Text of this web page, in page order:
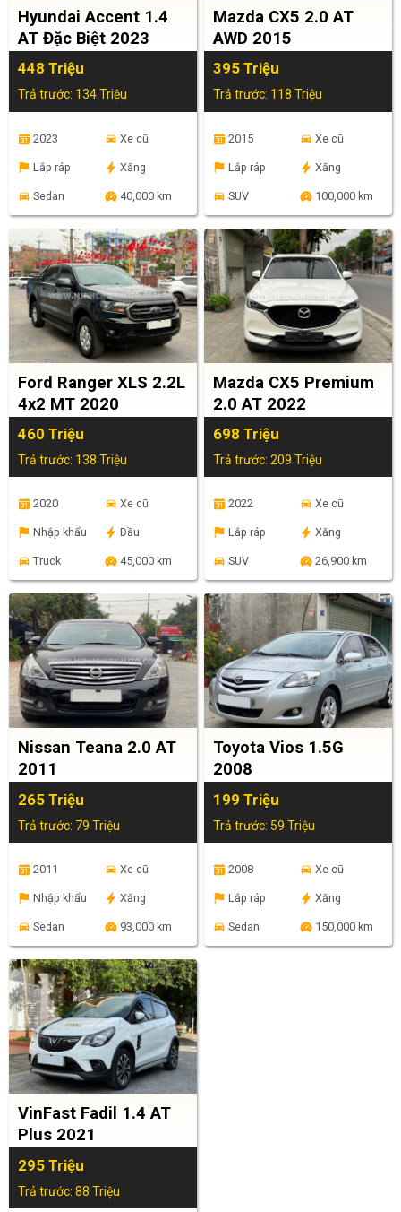
Hyundai Accent 1.4
AT Đặc Biệt 2023
448 Triệu
Trả trước: 134 Triệu
2023 Xe cũ
Lắp ráp Xăng
Sedan 40,000 km
Mazda CX5 2.0 AT
AWD 2015
395 Triệu
Trả trước: 118 Triệu
2015 Xe cũ
Lắp ráp Xăng
SUV 100,000 km
Ford Ranger XLS 2.2L
4x2 MT 2020
460 Triệu
Trả trước: 138 Triệu
2020 Xe cũ
Nhập khẩu Dầu
Truck 45,000 km
Mazda CX5 Premium
2.0 AT 2022
698 Triệu
Trả trước: 209 Triệu
2022 Xe cũ
Lắp ráp Xăng
SUV 26,900 km
Nissan Teana 2.0 AT
2011
265 Triệu
Trả trước: 79 Triệu
2011 Xe cũ
Nhập khẩu Xăng
Sedan 93,000 km
Toyota Vios 1.5G
2008
199 Triệu
Trả trước: 59 Triệu
2008 Xe cũ
Lắp ráp Xăng
Sedan 150,000 km
VinFast Fadil 1.4 AT
Plus 2021
295 Triệu
Trả trước: 88 Triệu